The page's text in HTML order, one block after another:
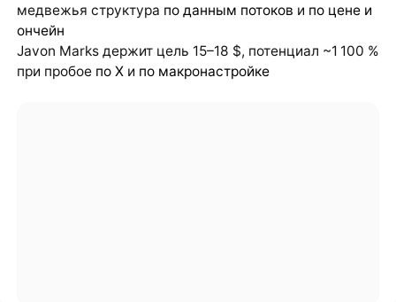
медвежья структура по данным потоков и по цене и
ончейн
Javon Marks держит цель 15–18 $, потенциал ~1 100 %
при пробое по Xи по макронастройке